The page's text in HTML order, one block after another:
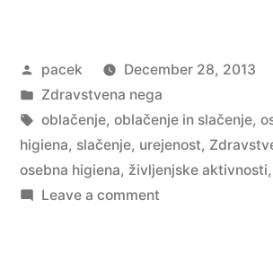
Posted
by
pacek
December 28, 2013
Posted
in
Zdravstvena nega
Tags:
oblačenje, oblačenje in slačenje,
higiena, slačenje, urejenost,
osebna higiena, življenjske aktivnosti,
Leave a commenton